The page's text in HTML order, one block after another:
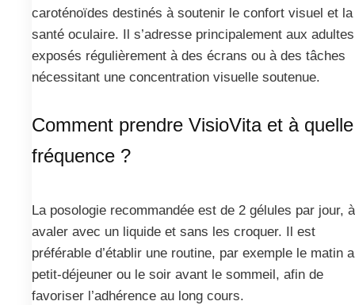
caroténoïdes destinés à soutenir le confort visuel et la
santé oculaire. Il s’adresse principalement aux adultes
exposés régulièrement à des écrans ou à des tâches
nécessitant une concentration visuelle soutenue.
Comment prendre VisioVita et à quelle
fréquence ?
La posologie recommandée est de 2 gélules par jour, à
avaler avec un liquide et sans les croquer. Il est
préférable d’établir une routine, par exemple le matin
petit-déjeuner ou le soir avant le sommeil, afin de
favoriser l’adhérence au long cours.